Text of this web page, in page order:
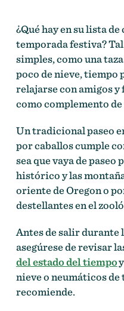
¿Qué hay en su lista
temporada festiva?
simples, como una
poco de nieve, tiempo
relajarse con amigos
como complemento
Un tradicional paseo
por caballos cumple
sea que vaya de
histórico y las
oriente de Oregon o
destellantes en el
Antes de salir durante
asegúrese de revisar
del estado del tiempo
nieve o neumáticos
recomiende.